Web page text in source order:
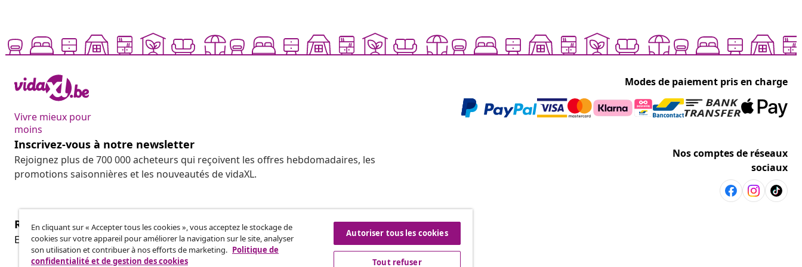
Vivre mieux pour
moins
Modes de paiement pris en charge
Inscrivez-vous à notre newsletter
Rejoignez plus de 700 000 acheteurs qui reçoivent les offres hebdomadaires, les
promotions saisonnières et les nouveautés de vidaXL.
Nos comptes de réseaux
sociaux
Résilier le contrat
Envoyez une demande de rétractation concernant votre commande.
Résilier le contrat
En cliquant sur « Accepter tous les cookies », vous acceptez le stockage de
cookies sur votre appareil pour améliorer la navigation sur le site, analyser
son utilisation et contribuer à nos efforts de marketing. Politique de
confidentialité et de gestion des cookies
Autoriser tous les cookies
Tout refuser